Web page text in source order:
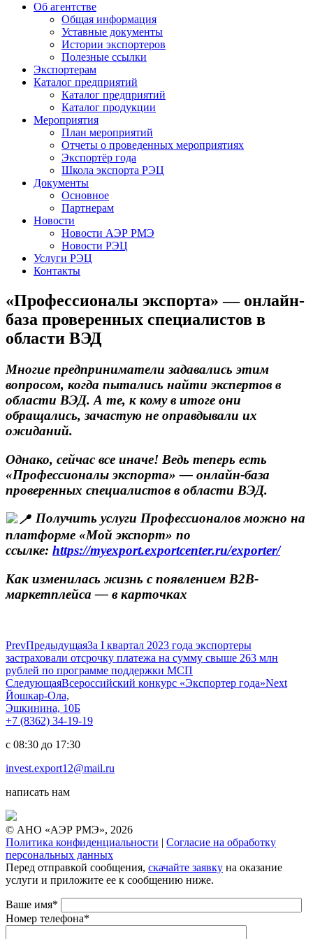
Об агентстве
Общая информация
Уставные документы
Истории экспортеров
Полезные ссылки
Экспортерам
Каталог предприятий
Каталог предприятий
Каталог продукции
Мероприятия
План мероприятий
Отчеты о проведенных мероприятиях
Экспортёр года
Школа экспорта РЭЦ
Документы
Основное
Партнерам
Новости
Новости АЭР РМЭ
Новости РЭЦ
Услуги РЭЦ
Контакты
«Профессионалы экспорта» — онлайн-
база проверенных специалистов в
области ВЭД
Многие предприниматели задавались этим
вопросом, когда пытались найти экспертов в
области ВЭД. А те, к кому в итоге они
обращались, зачастую не оправдывали их
ожиданий.
Однако, сейчас все иначе! Ведь теперь есть
«Профессионалы экспорта» — онлайн-база
проверенных специалистов в области ВЭД.
Получить услуги Профессионалов можно на
платформе «Мой экспорт» по
ссылке: https://myexport.exportcenter.ru/exporter/
Как изменилась жизнь с появлением B2B-
маркетплейса — в карточках
PrevПредыдущаяЗа I квартал 2023 года экспортеры
застраховали отсрочку платежа на сумму свыше 263 млн
рублей по программе поддержки МСП
СледующаяВсероссийский конкурс «Экспортер года»Next
Йошкар-Ола,
Эшкинина, 10Б
+7 (8362) 34-19-19
с 08:30 до 17:30
invest.export12@mail.ru
написать нам
© АНО «АЭР РМЭ», 2026
Политика конфиденциальности | Согласие на обработку
персональных данных
Перед отправкой сообщения, скачайте заявку на оказание
услуги и приложите ее к сообщению ниже.
Ваше имя*
Номер телефона*